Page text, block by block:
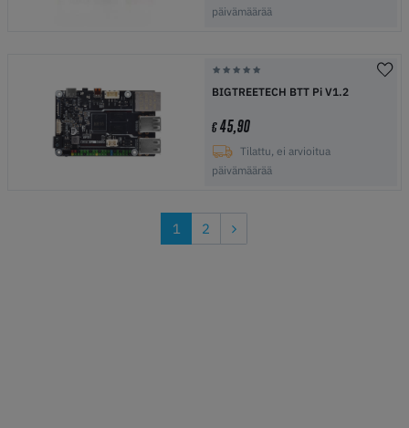
päivämäärää
BIGTREETECH BTT Pi V1.2
€45,90
Tilattu, ei arvioitua
päivämäärää
1 2